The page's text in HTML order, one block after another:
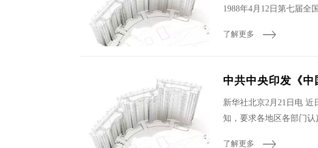
1988年4月12日第七届全
了解更多
中共中央印发《中
新华社北京2月21日电
知，要求各地区各部门认
了解更多